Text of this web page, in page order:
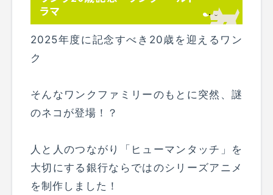
ラマ
2025年度に記念すべき20歳を迎えるワン
ク
そんなワンクファミリーのもとに突然、謎
のネコが登場！？
人と人のつながり「ヒューマンタッチ」を
大切にする銀行ならではのシリーズアニメ
を制作しました！